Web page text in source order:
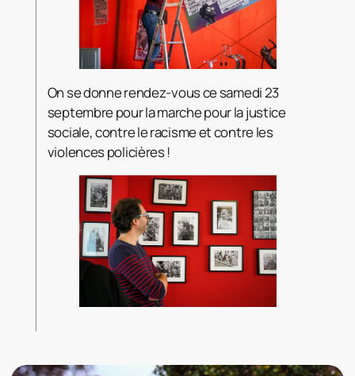
On se donne rendez-vous ce samedi 23
septembre pour la marche pour la justice
sociale, contre le racisme et contre les
violences policières !